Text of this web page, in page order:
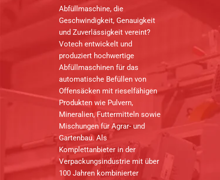
Abfüllmaschine, die
Geschwindigkeit, Genauigkeit
und Zuverlässigkeit vereint?
Votech entwickelt und
produziert hochwertige
Abfüllmaschinen für das
automatische Befüllen von
Offensäcken mit rieselfähigen
Produkten wie Pulvern,
Mineralien, Futtermitteln sowie
Mischungen für Agrar- und
Gartenbau. Als
Komplettanbieter in der
Verpackungsindustrie mit über
100 Jahren kombinierter